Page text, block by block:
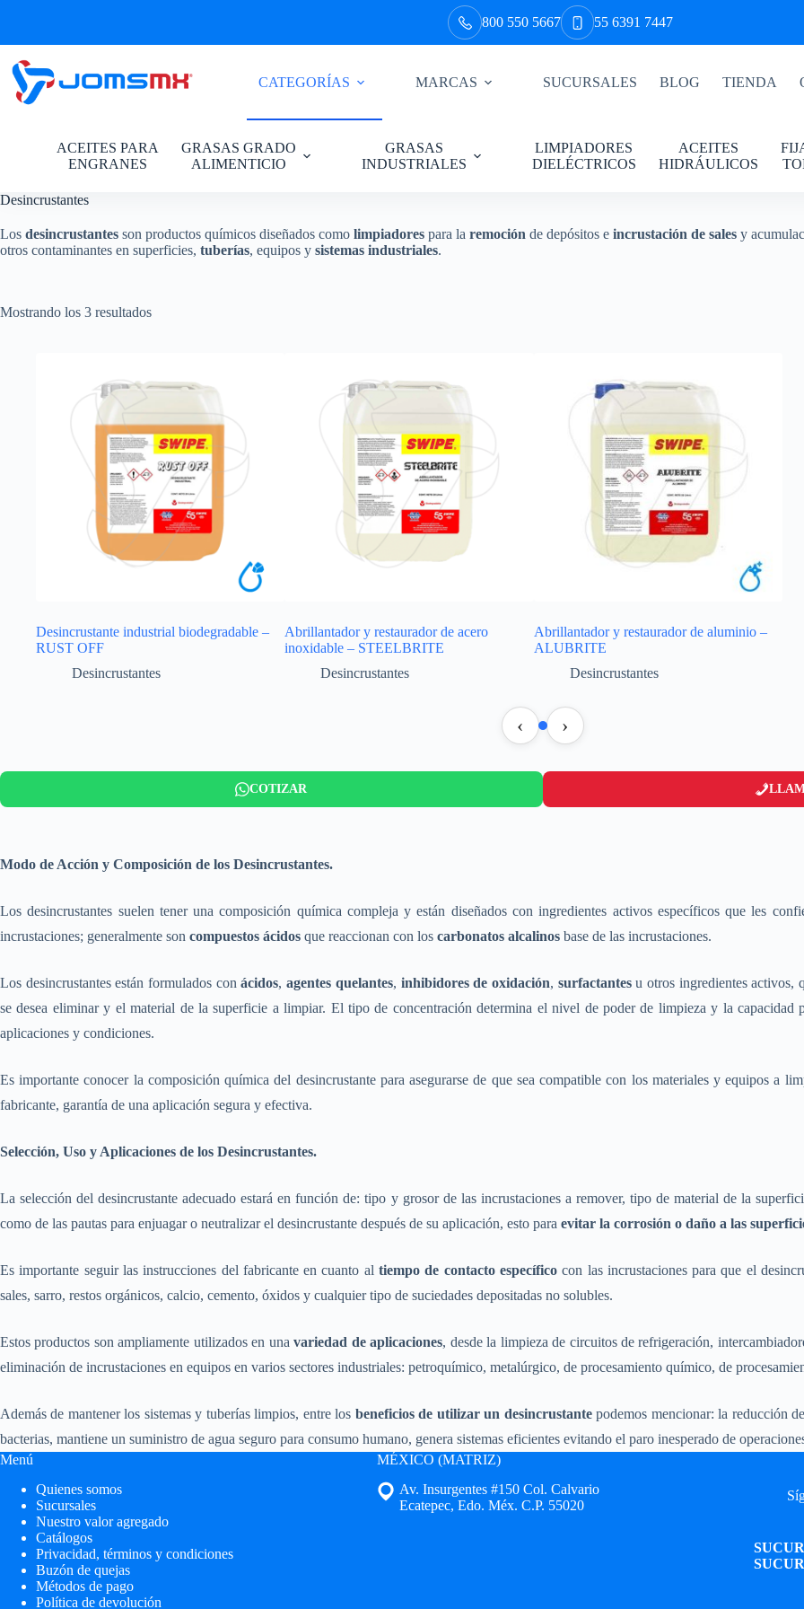
800 550 5667 55 6391 7447
CATEGORÍAS MARCAS SUCURSALES BLOG TIENDA
ACEITES PARA
ENGRANES
GRASAS GRADO
ALIMENTICIO
GRASAS
INDUSTRIALES
LIMPIADORES
DIELÉCTRICOS
ACEITES
HIDRÁULICOS
Desincrustantes
Los desincrustantes son productos químicos diseñados como limpiadores para la remoción de depósitos e incrustación de sales y
otros contaminantes en superficies, tuberías, equipos y sistemas industriales.
Mostrando los 3 resultados
Desincrustante industrial biodegradable –
RUST OFF
Desincrustantes
Abrillantador y restaurador de acero
inoxidable – STEELBRITE
Desincrustantes
Abrillantador y restaurador de aluminio –
ALUBRITE
Desincrustantes
‹ ›
COTIZAR
Modo de Acción y Composición de los Desincrustantes.
Los desincrustantes suelen tener una composición química compleja y están diseñados con ingredientes activos específicos que les
incrustaciones; generalmente son compuestos ácidos que reaccionan con los carbonatos alcalinos base de las incrustaciones.
Los desincrustantes están formulados conácidos,agentes quelantes, inhibidores de oxidación, surfactantesu otros ingredientes activos,
se desea eliminar y el material de la superficie a limpiar. El tipo de concentración determina el nivel de poder de limpieza y la capacidad
aplicaciones y condiciones.
Es importante conocer la composición química del desincrustante para asegurarse de que sea compatible con los materiales y equipos a
fabricante, garantía de una aplicación segura y efectiva.
Selección, Uso y Aplicaciones de los Desincrustantes.
La selección del desincrustante adecuado estará en función de: tipo y grosor de las incrustaciones a remover, tipo de material de la
como de las pautas para enjuagar o neutralizar el desincrustante después de su aplicación, esto para evitar la corrosión o daño a las
Es importante seguir las instrucciones del fabricante en cuanto altiempo de contacto específicocon las incrustaciones para que el
sales, sarro, restos orgánicos, calcio, cemento, óxidos y cualquier tipo de suciedades depositadas no solubles.
Estos productos son ampliamente utilizados en unavariedad de aplicaciones, desde la limpieza de circuitos de refrigeración,
eliminación de incrustaciones en equipos en varios sectores industriales: petroquímico, metalúrgico, de procesamiento químico, de
Además de mantener los sistemas y tuberías limpios, entre los beneficios de utilizar un desincrustantepodemos mencionar: la reducción
bacterias, mantiene un suministro de agua seguro para consumo humano, genera sistemas eficientes evitando el paro inesperado de
Menú
Quienes somos
Sucursales
Nuestro valor agregado
Catálogos
Privacidad, términos y condiciones
Buzón de quejas
Métodos de pago
Política de devolución
MÉXICO (MATRIZ)
Av. Insurgentes #150 Col. Calvario
Ecatepec, Edo. Méx. C.P. 55020